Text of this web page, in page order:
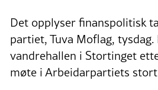
Det opplyser finanspolitisk
partiet, Tuva Moflag,
vandrehallen i Stortinget
møte i Arbeidarpartiets